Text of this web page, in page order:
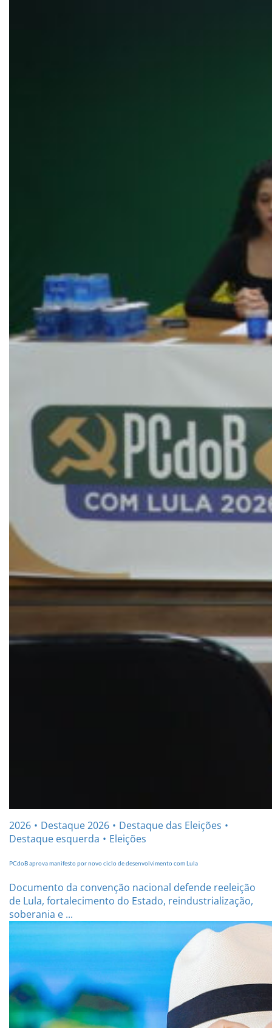
2026 Destaque 2026
Destaque das Eleições
Destaque esquerda
Eleições
PCdoB aprova manifesto por novo ciclo de desenvolvimento com Lula
Documento da convenção nacional defende reeleição
de Lula, fortalecimento do Estado, reindustrialização,
soberania e ...